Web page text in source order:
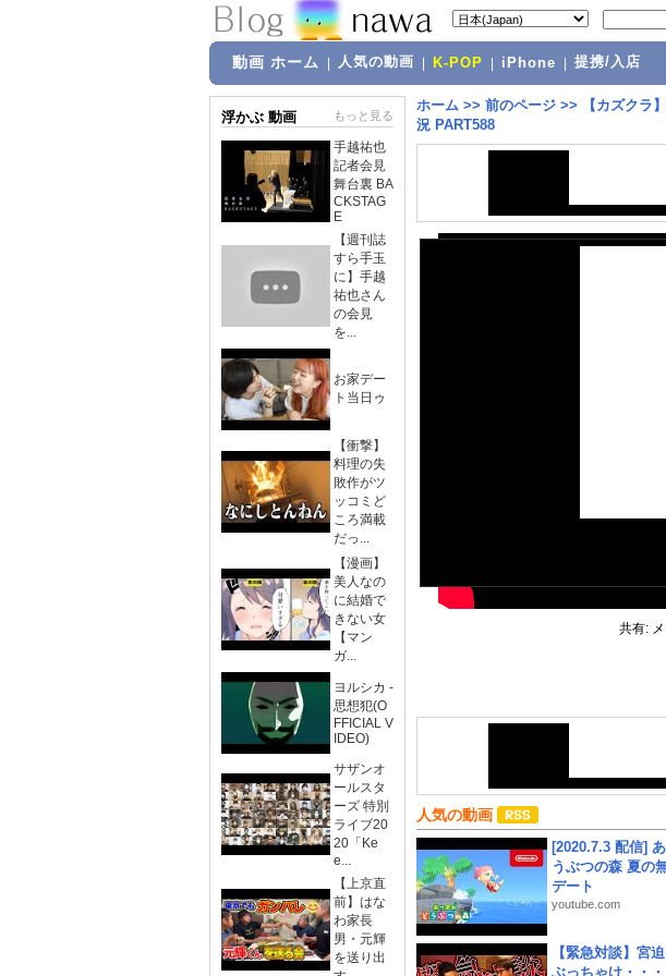
動画 ホーム 人気の動画 K-POP iPhone 提携/入店
浮かぶ 動画 もっと見る
手越祐也
記者会見
舞台裏 BA
CKSTAG
E
【週刊誌
すら手玉
に】手越
祐也さん
の会見
を...
お家デー
ト当日ゥ
【衝撃】
料理の失
敗作がツ
ッコミど
ころ満載
だっ...
【漫画】
美人なの
に結婚で
きない女
【マン
ガ...
ヨルシカ -
思想犯(O
FFICIAL V
IDEO)
サザンオ
ールスタ
ーズ 特別
ライブ20
20「Ke
e...
【上京直
前】はな
わ家長
男・元輝
を送り出
ホーム >> 前のページ >>
【カズクラ
況 PART588
共有:
人気の動画
[2020.7.3 配信]
うぶつの森 夏の
デート
youtube.com
【緊急対談】宮
ぶっちゃけ・・・